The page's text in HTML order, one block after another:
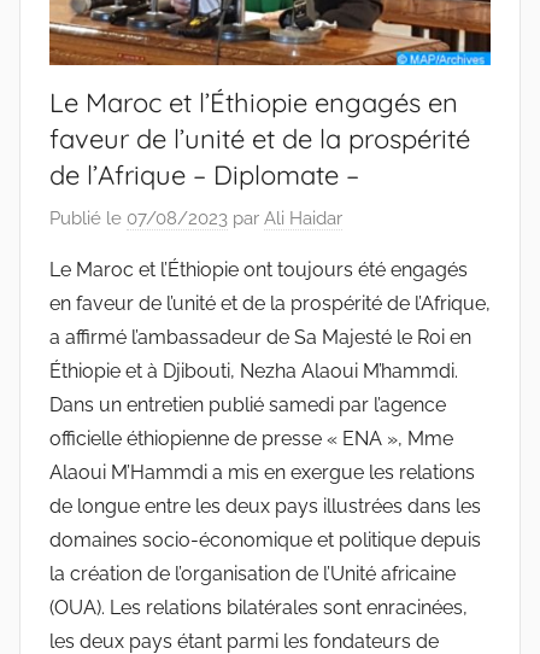
Le Maroc et l’Éthiopie engagés en
faveur de l’unité et de la prospérité
de l’Afrique – Diplomate –
Publié le 07/08/2023 par Ali Haidar
Le Maroc et l’Éthiopie ont toujours été engagés
en faveur de l’unité et de la prospérité de l’Afrique,
a affirmé l’ambassadeur de Sa Majesté le Roi en
Éthiopie et à Djibouti, Nezha Alaoui M’hammdi.
Dans un entretien publié samedi par l’agence
officielle éthiopienne de presse « ENA », Mme
Alaoui M’Hammdi a mis en exergue les relations
de longue entre les deux pays illustrées dans les
domaines socio-économique et politique depuis
la création de l’organisation de l’Unité africaine
(OUA). Les relations bilatérales sont enracinées,
les deux pays étant parmi les fondateurs de